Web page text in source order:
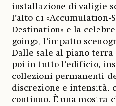
installazione di valigie
l’alto di «Accumulation-
Destination» e la
going», l’impatto
Dalle sale al piano
poi in tutto l’edificio,
collezioni permanenti
discrezione e intensità,
continuo. È una mostra